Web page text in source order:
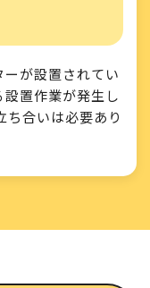
が設置されてい
置作業が発生し
ち合いは必要あり